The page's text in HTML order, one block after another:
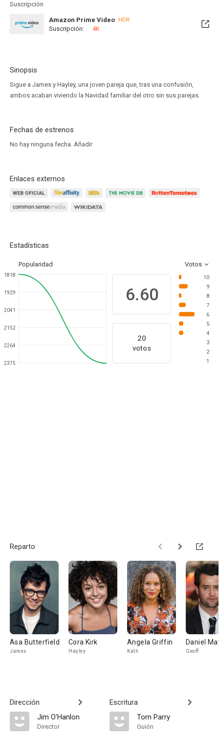
Suscripción
Amazon Prime Video HDR
Suscripción: 4K
Sinopsis
Sigue a James y Hayley, una joven pareja que, tras una confusión,
ambos acaban viviendo la Navidad familiar del otro sin sus parejas.
Fechas de estrenos
No hay ninguna fecha. Añadir
Enlaces externos
Estadísticas
Popularidad Votos
1818
1929
2041
2152
2264
2375
6.60
20
votos
10
9
8
7
6
5
4
3
2
1
Reparto
Asa Butterfield
James
Cora Kirk
Hayley
Angela Griffin
Kath
Daniel
Geoff
Dirección
Jim O'Hanlon
Director
Escritura
Tom Parry
Guión